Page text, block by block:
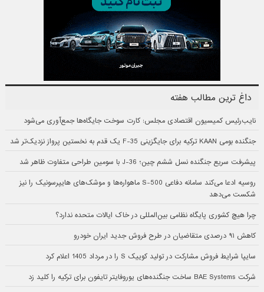
داغ ترین مطالب هفته
نایب‌رئیس کمیسیون اقتصادی مجلس: کارت سوخت جایگاه‌ها جمع‌آوری می‌شود
جنگنده بومی KAAN ترکیه برای جایگزینی F-35 یک قدم به نخستین پرواز نزدیک‌تر شد
پیشرفت سریع جنگنده نسل ششم چین؛ J-36 با سومین طراحی متفاوت ظاهر شد
روسیه ادعا می‌کند سامانه دفاعی S-500 ماهواره‌ها و موشک‌های هایپرسونیک را نیز
شکست می‌دهد
چرا هیچ کشوری پایگاه نظامی بین‌المللی در خاک ایالات متحده ندارد؟
کاهش ۹۱ درصدی متقاضیان در طرح فروش جدید ایران خودرو
سایپا شرایط فروش مشارکت در تولید کوییک S را در مرداد 1405 اعلام کرد
شرکت BAE Systems ساخت جنگنده‌های یوروفایتر تایفون برای ترکیه را کلید زد